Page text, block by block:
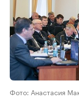
Фото: Анастасия